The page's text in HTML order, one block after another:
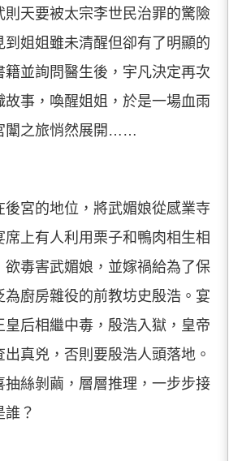
則天要被太宗李世民治罪的驚險
姐姐雖未清醒但卻有了明顯的
籍並詢問醫生後，宇凡決定再次
故事，喚醒姐姐，於是一場血雨
闈之旅悄然展開……
後宮的地位，將武媚娘從感業寺
上有人利用栗子和鴨肉相生相
欲毒害武媚娘，並嫁禍給為了保
廚房雜役的前教坊史殷浩。宴
皇后相繼中毒，殷浩入獄，皇帝
出真兇，否則要殷浩人頭落地。
抽絲剝繭，層層推理，一步步接
？